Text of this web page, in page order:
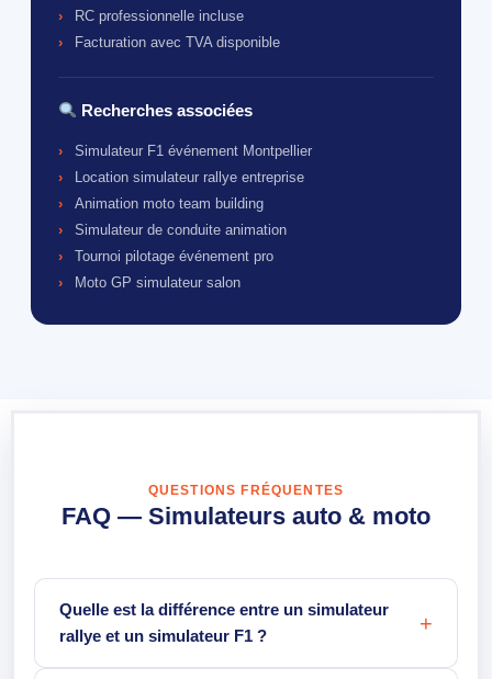
RC professionnelle incluse
Facturation avec TVA disponible
Recherches associées
Simulateur F1 événement Montpellier
Location simulateur rallye entreprise
Animation moto team building
Simulateur de conduite animation
Tournoi pilotage événement pro
Moto GP simulateur salon
QUESTIONS FRÉQUENTES
FAQ — Simulateurs auto & moto
Quelle est la différence entre un simulateur
rallye et un simulateur F1 ?